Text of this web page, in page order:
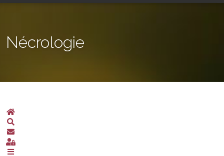
Nécrologie
Home
Sign In